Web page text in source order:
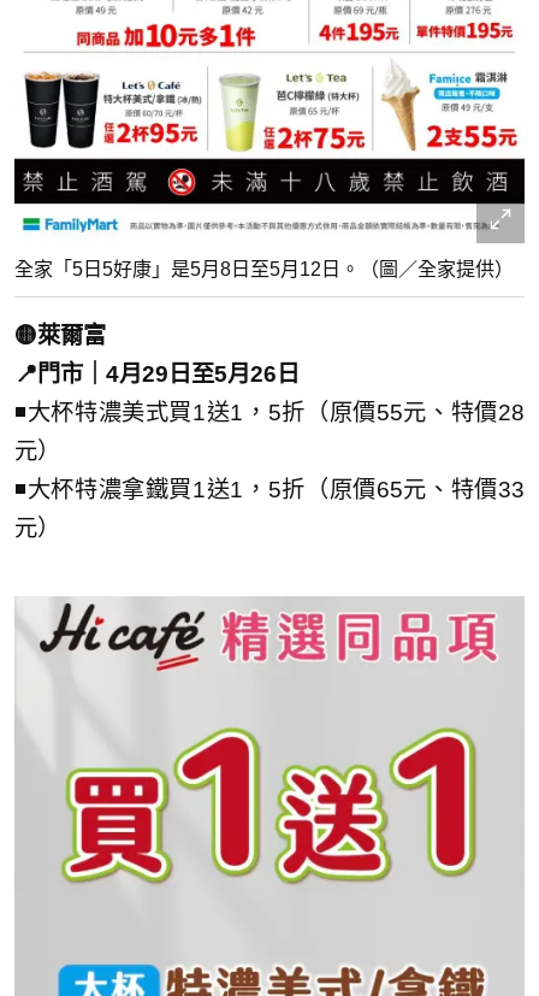
全家「5日5好康」是5月8日至5月12日。（圖／全家提供）
🟡萊爾富
📍門市｜4月29日至5月26日
◾大杯特濃美式買1送1，5折（原價55元、特價28
元）
◾大杯特濃拿鐵買1送1，5折（原價65元、特價33
元）